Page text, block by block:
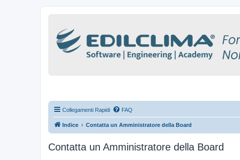
Collegamenti Rapidi FAQ
Indice Contatta un Amministratore della Board
Contatta un Amministratore della Board